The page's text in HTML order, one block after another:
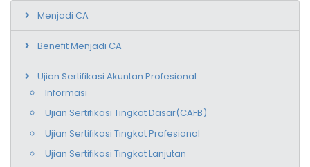
Menjadi CA
Benefit Menjadi CA
Ujian Sertifikasi Akuntan Profesional
Informasi
Ujian Sertifikasi Tingkat Dasar(CAFB)
Ujian Sertifikasi Tingkat Profesional
Ujian Sertifikasi Tingkat Lanjutan